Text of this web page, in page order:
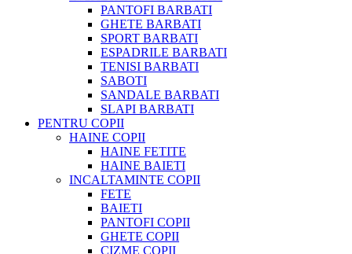
PANTOFI BARBATI
GHETE BARBATI
SPORT BARBATI
ESPADRILE BARBATI
TENISI BARBATI
SABOTI
SANDALE BARBATI
SLAPI BARBATI
PENTRU COPII
HAINE COPII
HAINE FETITE
HAINE BAIETI
INCALTAMINTE COPII
FETE
BAIETI
PANTOFI COPII
GHETE COPII
CIZME COPII